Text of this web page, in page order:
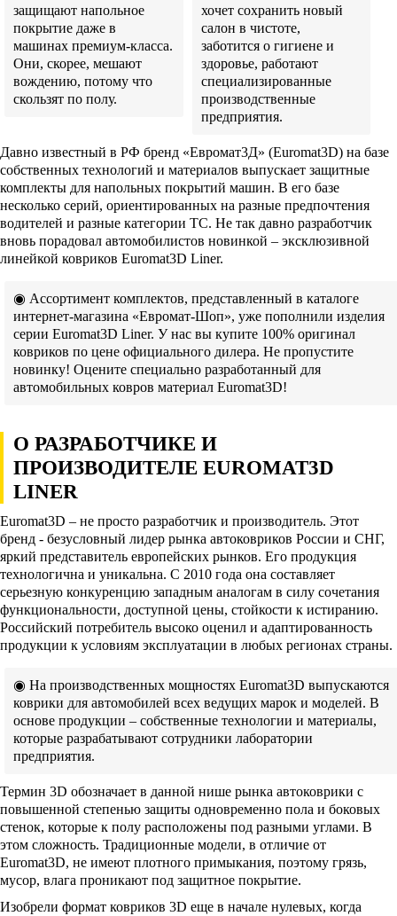
защищают напольное
покрытие даже в
машинах премиум-класса.
Они, скорее, мешают
вождению, потому что
скользят по полу.
хочет сохранить новый
салон в чистоте,
заботится о гигиене и
здоровье, работают
специализированные
производственные
предприятия.
Давно известный в РФ бренд «Евромат3Д» (Euromat3D) на базе
собственных технологий и материалов выпускает защитные
комплекты для напольных покрытий машин. В его базе
несколько серий, ориентированных на разные предпочтения
водителей и разные категории ТС. Не так давно разработчик
вновь порадовал автомобилистов новинкой – эксклюзивной
линейкой ковриков Euromat3D Liner.
◉ Ассортимент комплектов, представленный в каталоге
интернет-магазина «Евромат-Шоп», уже пополнили изделия
серии Euromat3D Liner. У нас вы купите 100% оригинал
ковриков по цене официального дилера. Не пропустите
новинку! Оцените специально разработанный для
автомобильных ковров материал Euromat3D!
О РАЗРАБОТЧИКЕ И
ПРОИЗВОДИТЕЛЕ EUROMAT3D
LINER
Euromat3D – не просто разработчик и производитель. Этот
бренд - безусловный лидер рынка автоковриков России и СНГ,
яркий представитель европейских рынков. Его продукция
технологична и уникальна. С 2010 года она составляет
серьезную конкуренцию западным аналогам в силу сочетания
функциональности, доступной цены, стойкости к истиранию.
Российский потребитель высоко оценил и адаптированность
продукции к условиям эксплуатации в любых регионах страны.
◉ На производственных мощностях Euromat3D выпускаются
коврики для автомобилей всех ведущих марок и моделей. В
основе продукции – собственные технологии и материалы,
которые разрабатывают сотрудники лаборатории
предприятия.
Термин 3D обозначает в данной нише рынка автоковрики с
повышенной степенью защиты одновременно пола и боковых
стенок, которые к полу расположены под разными углами. В
этом сложность. Традиционные модели, в отличие от
Euromat3D, не имеют плотного примыкания, поэтому грязь,
мусор, влага проникают под защитное покрытие.
Изобрели формат ковриков 3D еще в начале нулевых, когда